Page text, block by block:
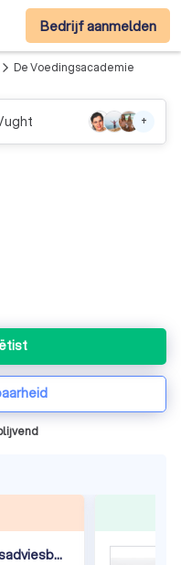
Bedrijf aanmelden
arrow_forward_ios De Voedingsacademie
+
Leefstijl- en voedingsadviesbureau Dieetfit